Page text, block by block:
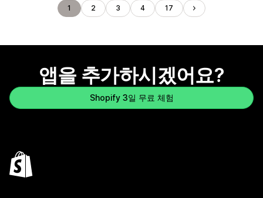
1 2 3 4 17
앱을 추가하시겠어요?
Shopify 3일 무료 체험